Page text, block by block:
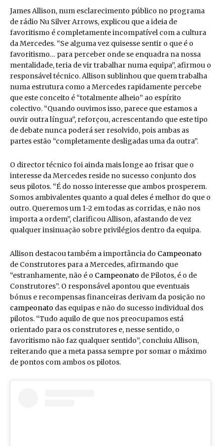
James Allison, num esclarecimento público no programa
de rádio Nu Silver Arrows, explicou que a ideia de
favoritismo é completamente incompatível com a cultura
da Mercedes. “Se alguma vez quisesse sentir o que é o
favoritismo… para perceber onde se enquadra na nossa
mentalidade, teria de vir trabalhar numa equipa”, afirmou o
responsável técnico. Allison sublinhou que quem trabalha
numa estrutura como a Mercedes rapidamente percebe
que este conceito é “totalmente alheio” ao espírito
colectivo. “Quando ouvimos isso, parece que estamos a
ouvir outra língua”, reforçou, acrescentando que este tipo
de debate nunca poderá ser resolvido, pois ambas as
partes estão “completamente desligadas uma da outra”.
O director técnico foi ainda mais longe ao frisar que o
interesse da Mercedes reside no sucesso conjunto dos
seus pilotos. “É do nosso interesse que ambos prosperem.
Somos ambivalentes quanto a qual deles é melhor do que o
outro. Queremos um 1-2 em todas as corridas, e não nos
importa a ordem”, clarificou Allison, afastando de vez
qualquer insinuação sobre privilégios dentro da equipa.
Allison destacou também a importância do Campeonato
de Construtores para a Mercedes, afirmando que
“estranhamente, não é o Campeonato de Pilotos, é o de
Construtores”. O responsável apontou que eventuais
bónus e recompensas financeiras derivam da posição no
campeonato das equipas e não do sucesso individual dos
pilotos. “Tudo aquilo de que nos preocupamos está
orientado para os construtores e, nesse sentido, o
favoritismo não faz qualquer sentido”, concluiu Allison,
reiterando que a meta passa sempre por somar o máximo
de pontos com ambos os pilotos.